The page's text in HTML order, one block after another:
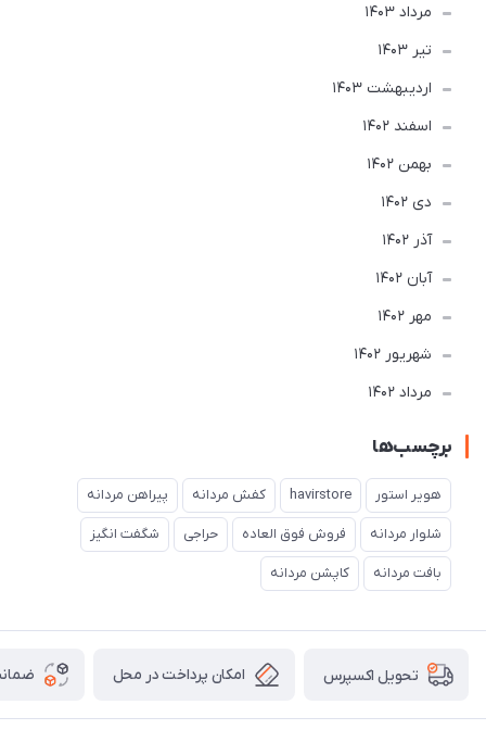
مرداد 1403
تير 1403
ارديبهشت 1403
اسفند 1402
بهمن 1402
دی 1402
آذر 1402
آبان 1402
مهر 1402
شهریور 1402
مرداد 1402
برچسب‌ها
هویر استور havirstore کفش مردانه پیراهن مردانه
شلوار مردانه فروش فوق العاده حراجی شگفت انگیز
بافت مردانه کاپشن مردانه
تحویل اکسپرس امکان پرداخت در محل